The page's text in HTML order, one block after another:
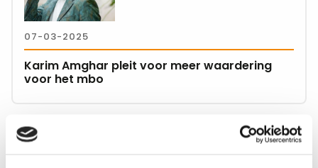
07-03-2025
Karim Amghar pleit voor meer waardering
voor het mbo
Karim
Amghar
pleit
voor
meer
het
mbo
Lees
meer